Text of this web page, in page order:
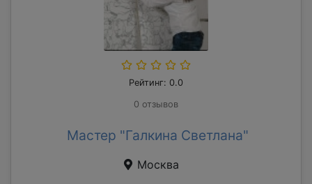
Рейтинг: 0.0
0 отзывов
Мастер "Галкина Светлана"
Москва